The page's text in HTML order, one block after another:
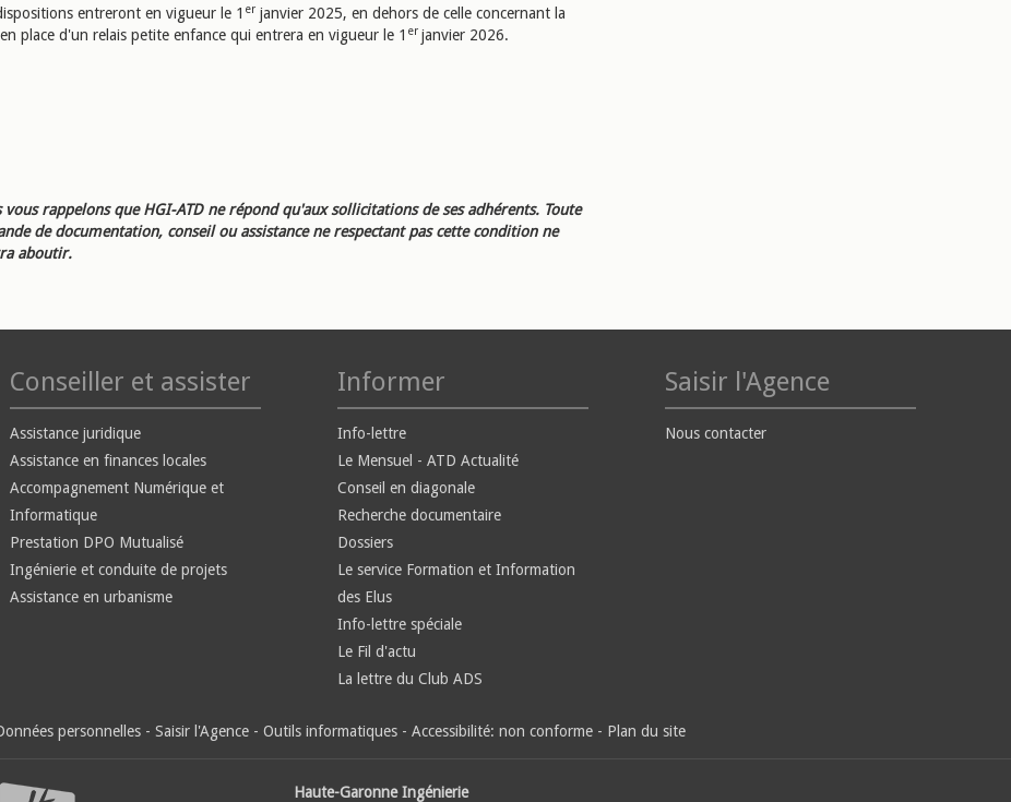
entreront en vigueur le 1 er janvier 2025, en dehors de celle concernant la
place d'un relais petite enfance qui entrera en vigueur le 1 er janvier 2026.
vous rappelons que HGI-ATD ne répond qu'aux sollicitations de ses adhérents. Toute
de documentation, conseil ou assistance ne respectant pas cette condition ne
aboutir.
Conseiller et assister
Assistance juridique
Assistance en finances locales
Accompagnement Numérique et
Informatique
Prestation DPO Mutualisé
Ingénierie et conduite de projets
Assistance en urbanisme
Informer
Info-lettre
Le Mensuel - ATD Actualité
Conseil en diagonale
Recherche documentaire
Dossiers
Le service Formation et Information
des Elus
Info-lettre spéciale
Le Fil d'actu
La lettre du Club ADS
Saisir l'Agence
Nous contacter
personnelles - Saisir l'Agence - Outils informatiques - Accessibilité: non conforme - Plan du site
Haute-Garonne Ingénierie